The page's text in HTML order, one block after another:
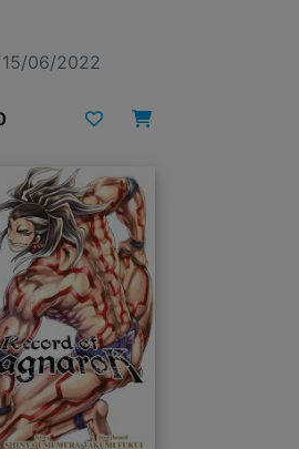
15/06/2022